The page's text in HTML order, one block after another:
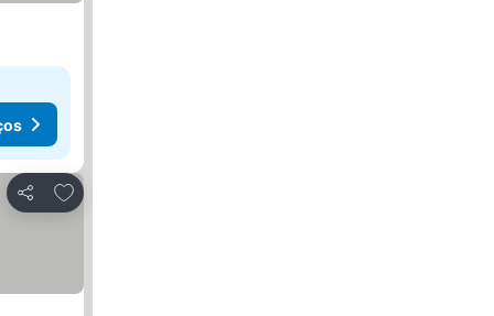
Partilhar
Adicionar aos favoritos